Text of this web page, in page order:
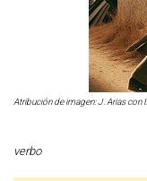
Atribución de imagen: J. Arias con
verbo